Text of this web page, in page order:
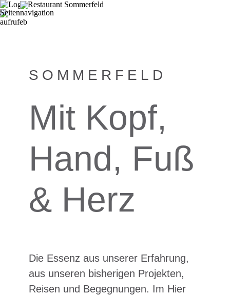
SOMMERFELD
Mit Kopf,
Hand, Fuß
& Herz
Die Essenz aus unserer Erfahrung,
aus unseren bisherigen Projekten,
Reisen und Begegnungen. Im Hier